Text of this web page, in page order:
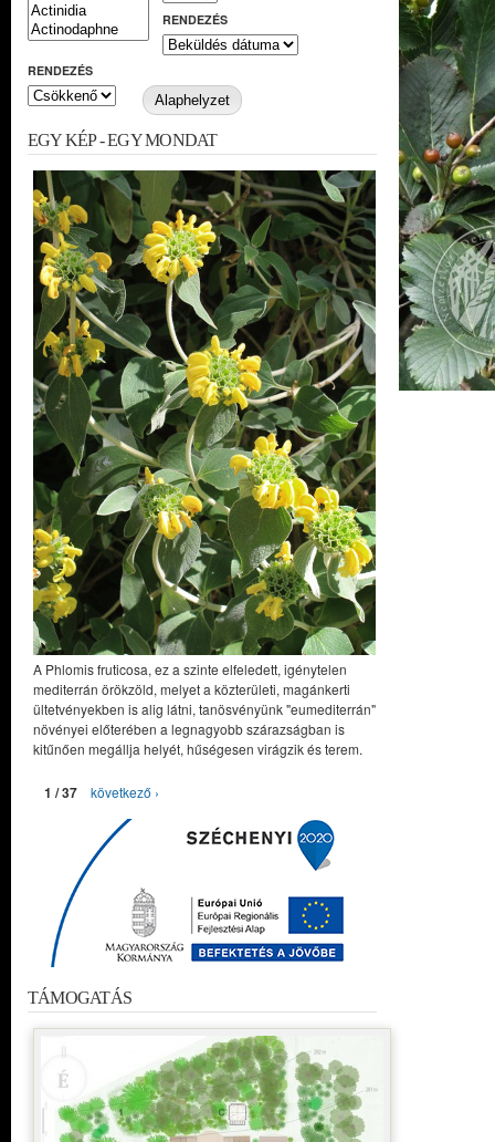
RENDEZÉS
RENDEZÉS
EGY KÉP - EGY MONDAT
A Phlomis fruticosa, ez a szinte elfeledett, igénytelen
mediterrán örökzöld, melyet a közterületi, magánkerti
ültetvényekben is alig látni, tanösvényünk "eumediterrán"
növényei előterében a legnagyobb szárazságban is
kitűnően megállja helyét, hűségesen virágzik és terem.
1 / 37 következő ›
TÁMOGATÁS